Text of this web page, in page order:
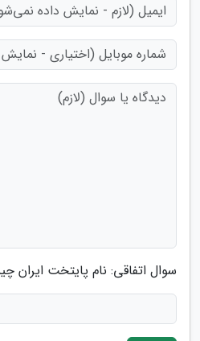
سوال اتفاقی: نام پایتخت ایران